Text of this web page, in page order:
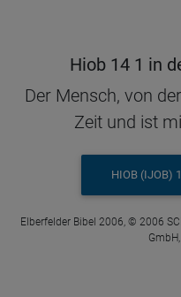
Hiob 14 1 in
Der Mensch, von
Zeit und ist
HIOB (IJOB)
Elberfelder Bibel 2006, © 2006